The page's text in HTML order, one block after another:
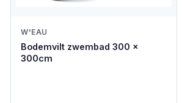
W'EAU
Bodemvilt zwembad 300 x
300cm